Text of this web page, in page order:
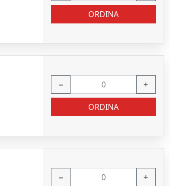
ORDINA
− +
ORDINA
− +